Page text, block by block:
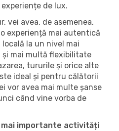
de lux.
vei avea, de asemenea,
experiență mai autentică
la un nivel mai
și mai multă flexibilitate
tururile și orice alte
ideal și pentru călătorii
vor avea mai multe șanse
când vine vorba de
importante activități